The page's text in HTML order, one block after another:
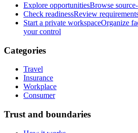
Explore opportunitiesBrowse
Check readinessReview
Start a private workspaceOrganize
your control
Categories
Travel
Insurance
Workplace
Consumer
Trust and boundaries